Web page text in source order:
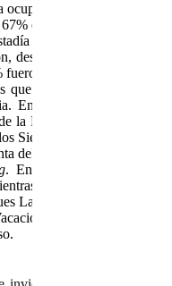
ocupación hotelera
en Yungas y 48% en
media de 2,96 noches.
destacándose el turismo
turistas nacionales,
el 16,7% fueron
Entre los destinos más
la Humanidad, donde la
Siete Colores y la
del Diablo. Las Salinas
. En la Puna, los cielos
que en los Valles y las
Las Maderas y Los
con Chulo”